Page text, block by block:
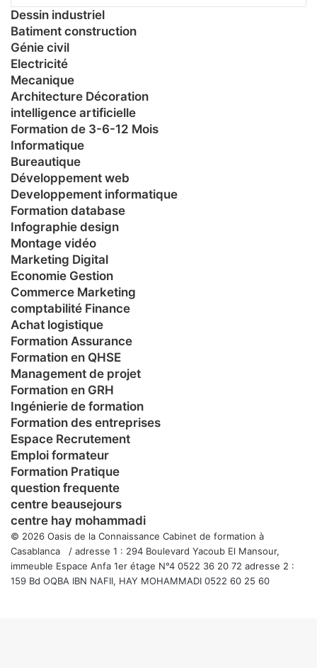
Dessin industriel
Batiment construction
Génie civil
Electricité
Mecanique
Architecture Décoration
intelligence artificielle
Formation de 3-6-12 Mois
Informatique
Bureautique
Développement web
Developpement informatique
Formation database
Infographie design
Montage vidéo
Marketing Digital
Economie Gestion
Commerce Marketing
comptabilité Finance
Achat logistique
Formation Assurance
Formation en QHSE
Management de projet
Formation en GRH
Ingénierie de formation
Formation des entreprises
Espace Recrutement
Emploi formateur
Formation Pratique
question frequente
centre beausejours
centre hay mohammadi
© 2026 Oasis de la Connaissance Cabinet de formation à
Casablanca / adresse 1 : 294 Boulevard Yacoub El Mansour,
immeuble Espace Anfa 1er étage N°4 0522 36 20 72 adresse 2 :
159 Bd OQBA IBN NAFII, HAY MOHAMMADI 0522 60 25 60